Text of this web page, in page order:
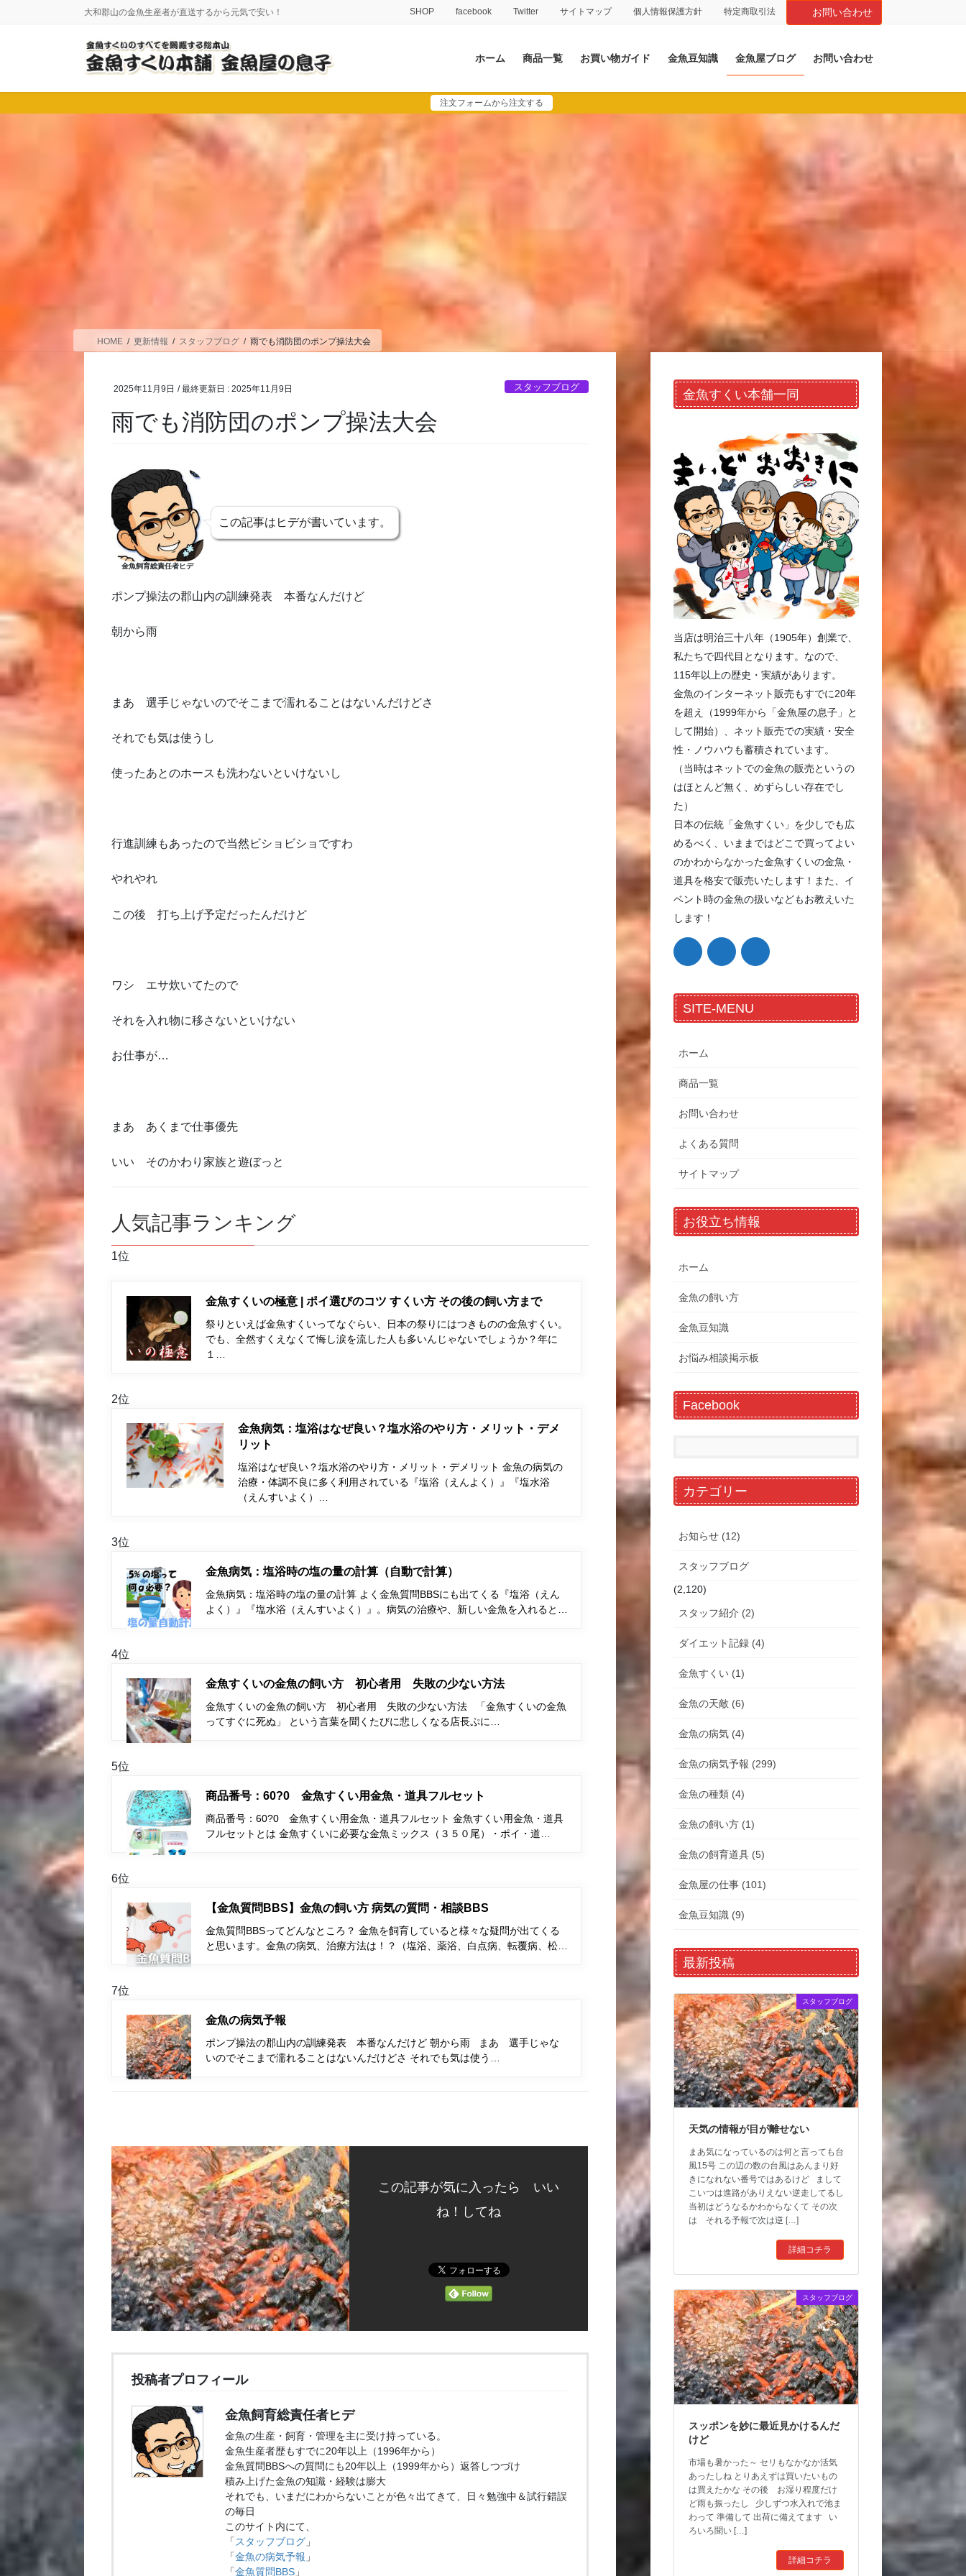
に
移
ョ
ン
大和郡山の金魚生産者が直送するから元気で安い！ SHOP facebook Twitter サイトマップ 個人情報保護方針 特定商取引法 お問い合わせ
ホーム 商品一覧 お買い物ガイド 金魚豆知識 金魚屋ブログ お問い合わせ
注文フォームから注文する
HOME 更新情報 スタッフブログ 雨でも消防団のポンプ操法大会
2025年11月9日 / 最終更新日 :2025年11月9日 スタッフブログ
雨でも消防団のポンプ操法大会
金魚飼育総責任者ヒデ
この記事はヒデが書いています。
ポンプ操法の郡山内の訓練発表 本番なんだけど
朝から雨
まあ 選手じゃないのでそこまで濡れることはないんだけどさ
それでも気は使うし
使ったあとのホースも洗わないといけないし
行進訓練もあったので当然ビショビショですわ
やれやれ
この後 打ち上げ予定だったんだけど
ワシ エサ炊いてたので
それを入れ物に移さないといけない
お仕事が…
まあ あくまで仕事優先
いい そのかわり家族と遊ぼっと
人気記事ランキング
1位
金魚すくいの極意 | ポイ選びのコツ すくい方 その後の飼い方まで
祭りといえば金魚すくいってなぐらい、日本の祭りにはつきものの金魚すくい。
でも、全然すくえなくて悔し涙を流した人も多いんじゃないでしょうか？年に
１…
2位
金魚病気：塩浴はなぜ良い？塩水浴のやり方・メリット・デメ
リット
塩浴はなぜ良い？塩水浴のやり方・メリット・デメリット 金魚の病気の
治療・体調不良に多く利用されている『塩浴（えんよく）』『塩水浴
（えんすいよく）…
3位
金魚病気：塩浴時の塩の量の計算（自動で計算）
金魚病気：塩浴時の塩の量の計算 よく金魚質問BBSにも出てくる『塩浴（えん
よく）』『塩水浴（えんすいよく）』。病気の治療や、新しい金魚を入れると…
4位
金魚すくいの金魚の飼い方 初心者用 失敗の少ない方法
金魚すくいの金魚の飼い方 初心者用 失敗の少ない方法 「金魚すくいの金魚
ってすぐに死ぬ」 という言葉を聞くたびに悲しくなる店長ぷに…
5位
商品番号：60?0 金魚すくい用金魚・道具フルセット
商品番号：60?0 金魚すくい用金魚・道具フルセット 金魚すくい用金魚・道具
フルセットとは 金魚すくいに必要な金魚ミックス（３５０尾）・ポイ・道…
6位
【金魚質問BBS】金魚の飼い方 病気の質問・相談BBS
金魚質問BBSってどんなところ？ 金魚を飼育していると様々な疑問が出てくる
と思います。金魚の病気、治療方法は！？（塩浴、薬浴、白点病、転覆病、松…
7位
金魚の病気予報
ポンプ操法の郡山内の訓練発表 本番なんだけど 朝から雨 まあ 選手じゃな
いのでそこまで濡れることはないんだけどさ それでも気は使う…
この記事が気に入ったら いい
ね！してね
投稿者プロフィール
金魚飼育総責任者ヒデ
金魚の生産・飼育・管理を主に受け持っている。
金魚生産者歴もすでに20年以上（1996年から）
金魚質問BBSへの質問にも20年以上（1999年から）返答しつづけ
積み上げた金魚の知識・経験は膨大
それでも、いまだにわからないことが色々出てきて、日々勉強中＆試行錯誤
の毎日
このサイト内にて、
「スタッフブログ 」
「金魚の病気予報 」
「金魚質問BBS 」
金魚すくい本舗一同
当店は明治三十八年（1905年）創業で、
私たちで四代目となります。なので、
115年以上の歴史・実績があります。
金魚のインターネット販売もすでに20年
を超え（1999年から「金魚屋の息子」と
して開始）、ネット販売での実績・安全
性・ノウハウも蓄積されています。
（当時はネットでの金魚の販売というの
はほとんど無く、めずらしい存在でし
た）
日本の伝統「金魚すくい」を少しでも広
めるべく、いままではどこで買ってよい
のかわからなかった金魚すくいの金魚・
道具を格安で販売いたします！また、イ
ベント時の金魚の扱いなどもお教えいた
します！
SITE-MENU
ホーム
商品一覧
お問い合わせ
よくある質問
サイトマップ
お役立ち情報
ホーム
金魚の飼い方
金魚豆知識
お悩み相談掲示板
Facebook
カテゴリー
お知らせ (12)
スタッフブログ
(2,120)
スタッフ紹介 (2)
ダイエット記録 (4)
金魚すくい (1)
金魚の天敵 (6)
金魚の病気 (4)
金魚の病気予報 (299)
金魚の種類 (4)
金魚の飼い方 (1)
金魚の飼育道具 (5)
金魚屋の仕事 (101)
金魚豆知識 (9)
最新投稿
スタッフブログ
天気の情報が目が離せない
まあ気になっているのは何と言っても台
風15号 この辺の数の台風はあんまり好
きになれない番号ではあるけど まして
こいつは進路がありえない逆走してるし
当初はどうなるかわからなくて その次
は それる予報で次は逆 […]
詳細コチラ
スタッフブログ
スッポンを妙に最近見かけるんだ
けど
市場も暑かった～ セリもなかなか活気
あったしね とりあえずは買いたいもの
は買えたかな その後 お湿り程度だけ
ど雨も振ったし 少しずつ水入れで池ま
わって 準備して 出荷に備えてます い
ろいろ聞い […]
詳細コチラ